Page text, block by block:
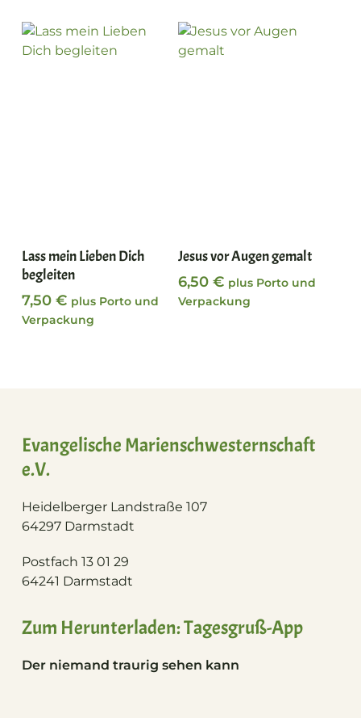
In den Warenkorb
Lass mein Lieben Dich
begleiten
7,50 € plus Porto und
Verpackung
In den Warenkorb
Jesus vor Augen gemalt
6,50€ plus Porto und
Verpackung
Evangelische Marienschwesternschaft
e.V.
Heidelberger Landstraße 107
64297 Darmstadt
Postfach 13 01 29
64241 Darmstadt
Zum Herunterladen: Tagesgruß-App
Der niemand traurig sehen kann